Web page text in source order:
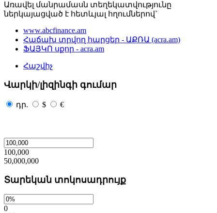
Առավել մանրամասն տեղեկատվությունը
ներկայացված է հետևյալ հղումներով`
www.abcfinance.am
Հաճախ տրվող հարցեր - ԱՔՌԱ (acra.am)
ՖԱՅԿՈ սքոր - acra.am
Հաշվիչ
Վարկի/լիզինգի գումար
դր. $ €
100,000
50,000,000
Տարեկան տոկոսադրույք
0